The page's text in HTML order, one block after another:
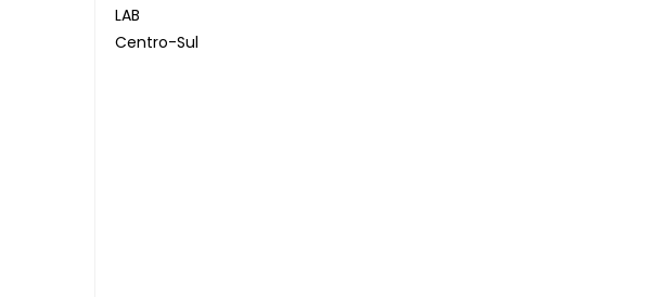
LAB
Centro-Sul